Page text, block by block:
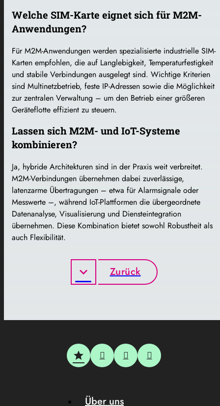
Welche SIM-Karte eignet sich für M2M-
Anwendungen?
Für M2M-Anwendungen werden spezialisierte industrielle SIM-
Karten empfohlen, die auf Langlebigkeit, Temperaturfestigkeit
und stabile Verbindungen ausgelegt sind. Wichtige Kriterien
sind Multinetzbetrieb, feste IP-Adressen sowie die Möglichkeit
zur zentralen Verwaltung – um den Betrieb einer größeren
Geräteflotte effizient zu steuern.
Lassen sich M2M- und IoT-Systeme
kombinieren?
Ja, hybride Architekturen sind in der Praxis weit verbreitet.
M2M-Verbindungen übernehmen dabei zuverlässige,
latenzarme Übertragungen – etwa für Alarmsignale oder
Messwerte –, während IoT-Plattformen die übergeordnete
Datenanalyse, Visualisierung und Diensteintegration
übernehmen. Diese Kombination bietet sowohl Robustheit als
auch Flexibilität.
Zurück
Über uns